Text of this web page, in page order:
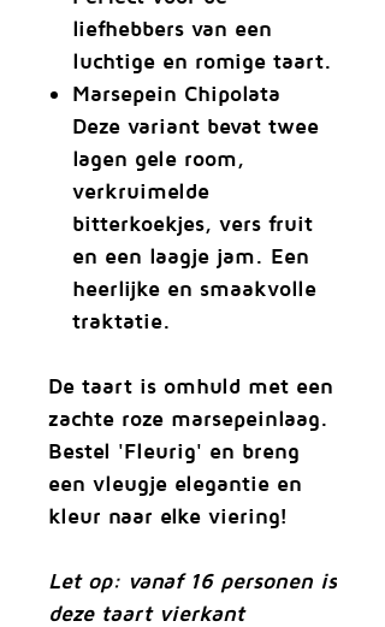
liefhebbers van een
luchtige en romige taart.
Marsepein Chipolata
Deze variant bevat twee
lagen gele room,
verkruimelde
bitterkoekjes, vers fruit
en een laagje jam. Een
heerlijke en smaakvolle
traktatie.
De taart is omhuld met een
zachte roze marsepeinlaag.
Bestel 'Fleurig' en breng
een vleugje elegantie en
kleur naar elke viering!
Let op: vanaf 16 personen is
deze taart vierkant